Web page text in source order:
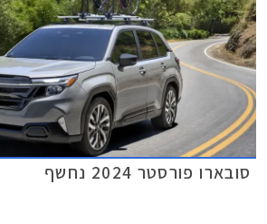
סובארו פורסטר 2024 נחשף